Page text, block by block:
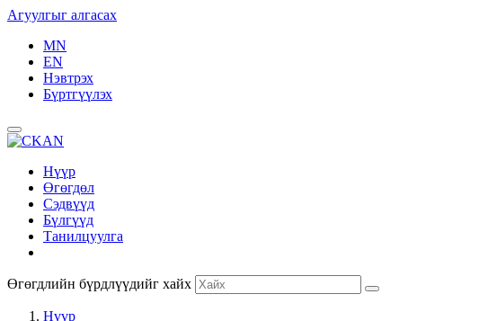
Агуулгыг алгасах
MN
EN
Нэвтрэх
Бүртгүүлэх
Нүүр
Өгөгдөл
Сэдвүүд
Бүлгүүд
Танилцуулга
Өгөгдлийн бүрдлүүдийг хайх
Нүүр